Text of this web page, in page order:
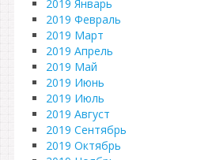
2019 Январь
2019 Февраль
2019 Март
2019 Апрель
2019 Май
2019 Июнь
2019 Июль
2019 Август
2019 Сентябрь
2019 Октябрь